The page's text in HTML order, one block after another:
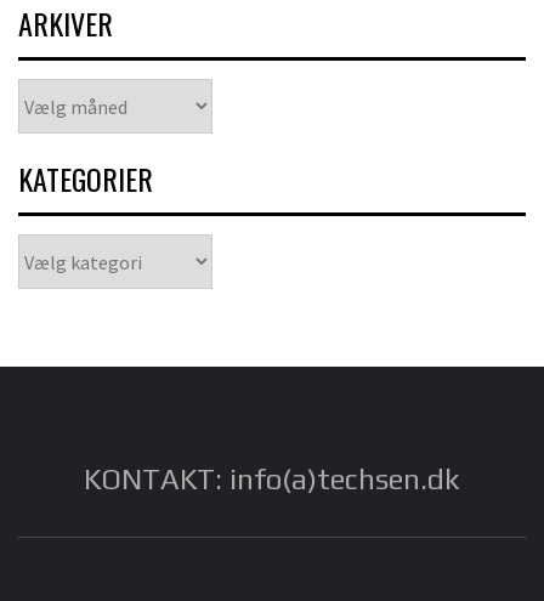
ARKIVER
KATEGORIER
KONTAKT: info(a)techsen.dk